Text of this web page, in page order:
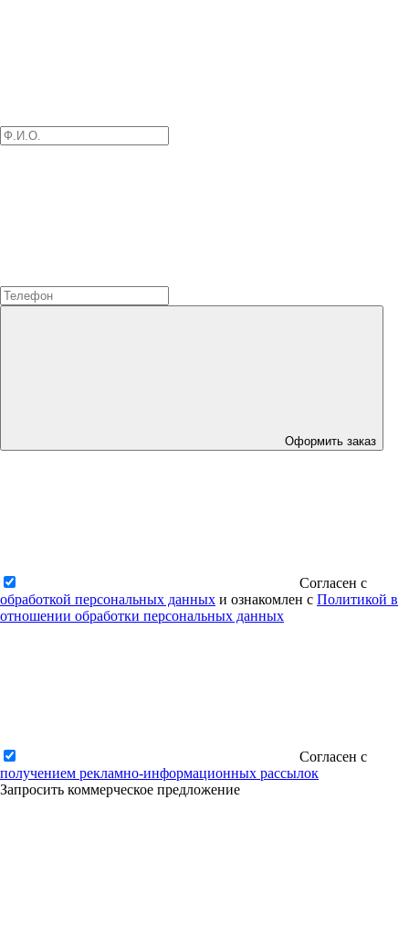
Оформить заказ
Согласен с
обработкой персональных данных и ознакомлен с Политикой в
отношении обработки персональных данных
Согласен с
получением рекламно-информационных рассылок
Запросить коммерческое предложение